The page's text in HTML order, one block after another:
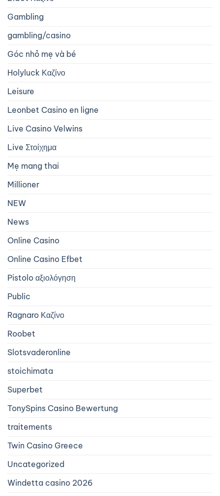
Gambling
gambling/casino
Góc nhỏ mẹ và bé
Holyluck Καζίνο
Leisure
Leonbet Casino en ligne
Live Casino Velwins
Live Στοίχημα
Mẹ mang thai
Millioner
NEW
News
Online Casino
Online Casino Efbet
Pistolo αξιολόγηση
Public
Ragnaro Καζίνο
Roobet
Slotsvaderonline
stoichimata
Superbet
TonySpins Casino Bewertung
traitements
Twin Casino Greece
Uncategorized
Windetta casino 2026